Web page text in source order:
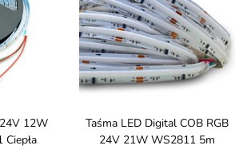
Taśma LED Digital COB RGB
24V 21W WS2811 5m